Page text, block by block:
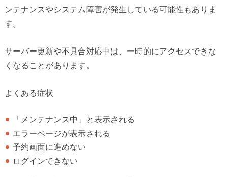
ンテナンスやシステム障害が発生している可能性もありま
す。
サーバー更新や不具合対応中は、一時的にアクセスできな
くなることがあります。
よくある症状
「メンテナンス中」と表示される
エラーページが表示される
予約画面に進めない
ログインできない